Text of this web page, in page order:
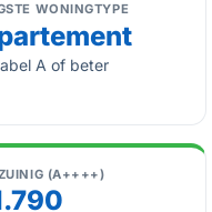
WONINGTYPE
A of beter
(A++++)